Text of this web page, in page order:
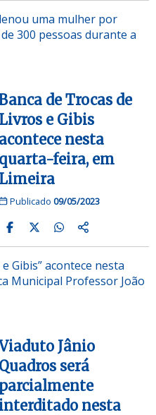
uma mulher por
300 pessoas durante a
de Trocas de
Livros e Gibis
acontece nesta
quarta-feira, em
Limeira
Publicado 09/05/2023
Gibis” acontece nesta
Municipal Professor João
Jânio
Quadros será
parcialmente
interditado nesta